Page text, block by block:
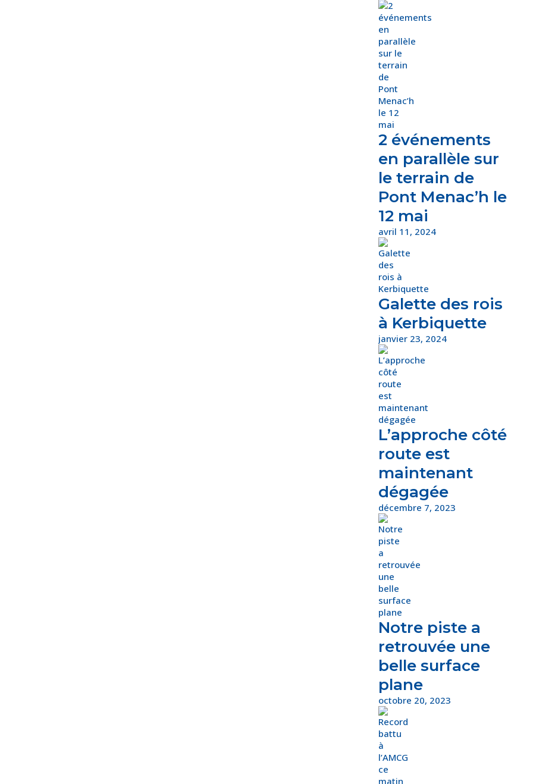
2 événements
en parallèle sur
le terrain de
Pont Menac’h le
12 mai
avril 11, 2024
Galette des rois
à Kerbiquette
janvier 23, 2024
L’approche côté
route est
maintenant
dégagée
décembre 7, 2023
Notre piste a
retrouvée une
belle surface
plane
octobre 20, 2023